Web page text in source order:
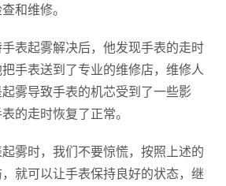
和维修。
表起雾解决后，他发现手表的走时
手表送到了专业的维修店，维修人
雾导致手表的机芯受到了一些影
的走时恢复了正常。
雾时，我们不要惊慌，按照上述的
就可以让手表保持良好的状态，继